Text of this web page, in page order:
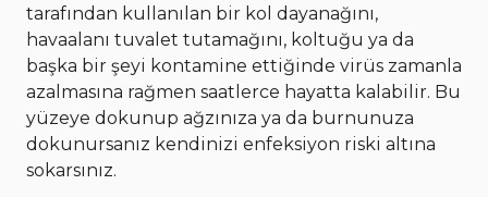
tarafından kullanılan bir kol dayanağını,
havaalanı tuvalet tutamağını, koltuğu ya da
başka bir şeyi kontamine ettiğinde virüs zamanla
azalmasına rağmen saatlerce hayatta kalabilir. Bu
yüzeye dokunup ağzınıza ya da burnunuza
dokunursanız kendinizi enfeksiyon riski altına
sokarsınız.